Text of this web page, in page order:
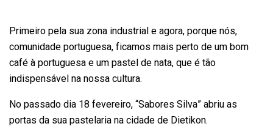
Primeiro pela sua zona industrial e agora, porque nós,
comunidade portuguesa, ficamos mais perto de um bom
café à portuguesa e um pastel de nata, que é tão
indispensável na nossa cultura.
No passado dia 18 fevereiro, “Sabores Silva” abriu as
portas da sua pastelaria na cidade de Dietikon.